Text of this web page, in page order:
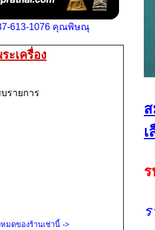
613-1076 คุณพิษณุ
ะเครื่อง
รายการ
มดของร้านเช่านี้ ->
เ